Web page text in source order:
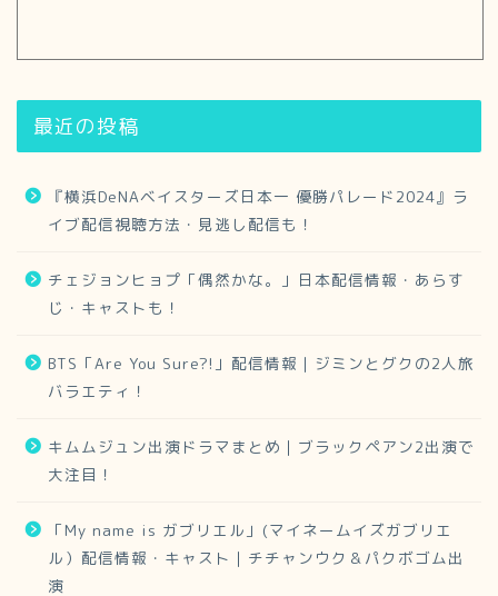
最近の投稿
『横浜DeNAベイスターズ日本一 優勝パレード2024』ラ
イブ配信視聴方法・見逃し配信も！
チェジョンヒョプ「偶然かな。」日本配信情報・あらす
じ・キャストも！
BTS「Are You Sure?!」配信情報｜ジミンとグクの2人旅
バラエティ！
キムムジュン出演ドラマまとめ｜ブラックペアン2出演で
大注目！
「My name is ガブリエル」(マイネームイズガブリエ
ル）配信情報・キャスト｜チチャンウク＆パクボゴム出
演